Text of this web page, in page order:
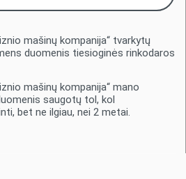
mašinų kompanija“ tvarkytų
duomenis tiesioginės rinkodaros
mašinų kompanija“ mano
saugotų tol, kol
bet ne ilgiau, nei 2 metai.